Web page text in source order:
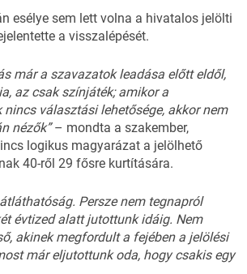
esélye sem lett volna a hivatalos jelölti
a visszalépését.
már a szavazatok leadása előtt eldől,
az csak színjáték; amikor a
nincs választási lehetősége, akkor nem
nézők”– mondta a szakember,
logikus magyarázat a jelölhető
40-ről 29 fősre kurtítására.
Persze nem tegnapról
évtized alatt jutottunk idáig. Nem
akinek megfordult a fejében a jelölési
már eljutottunk oda, hogy csakis egy